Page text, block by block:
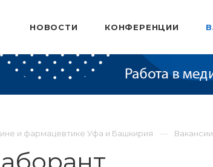
НОВОСТИ КОНФЕРЕНЦИИ
и фармацевтике Уфа и Башкирия Вакансии